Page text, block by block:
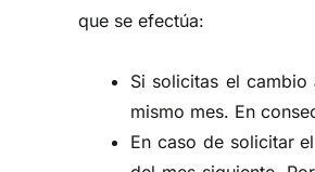
que se efectúa:
Si solicitas el cambio
mismo mes. En
En caso de solicitar